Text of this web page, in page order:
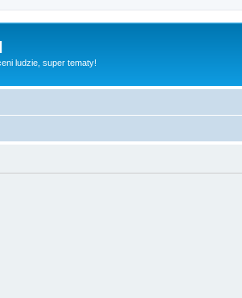
ludzie, super tematy!